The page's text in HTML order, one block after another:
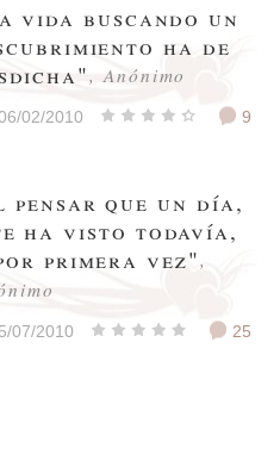
vida buscando un
ha de
, Anónimo
02/2010 9
que un día,
ha visto todavía,
primera vez",
07/2010 25